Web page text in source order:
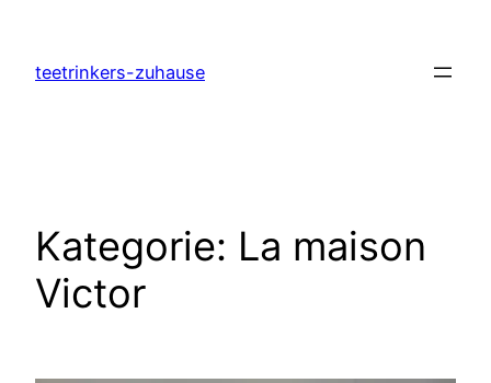
springen
teetrinkers-zuhause
Kategorie: La maison
Victor